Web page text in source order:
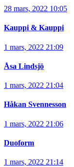
28 mars, 2022 10:05
Kauppi & Kauppi
1 mars, 2022 21:09
Åsa Lindsjö
1 mars, 2022 21:04
Håkan Svennesson
1 mars, 2022 21:06
Duoform
1 mars, 2022 21:14